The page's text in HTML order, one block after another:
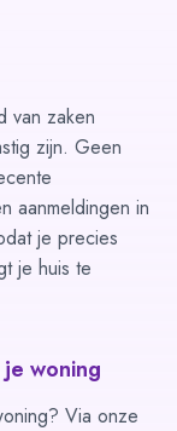
van zaken
zijn. Geen
aanmeldingen in
je precies
je huis te
woning
Via onze